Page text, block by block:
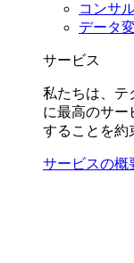
コンサ
データ
サービス
私たちは、テ
に最高のサー
することを約
サービスの概